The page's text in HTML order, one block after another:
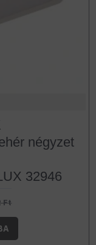
négyzet
32946
Ft